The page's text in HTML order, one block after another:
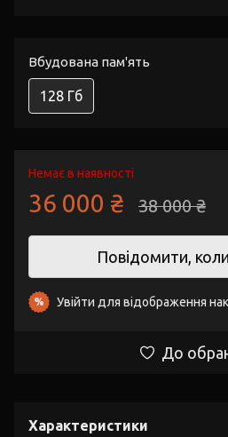
Вбудована пам'ять
128 Гб
Немає в наявності
36 000 ₴ 38 000 ₴
Повідомити,
% Увійти для відображення
До
Характеристики